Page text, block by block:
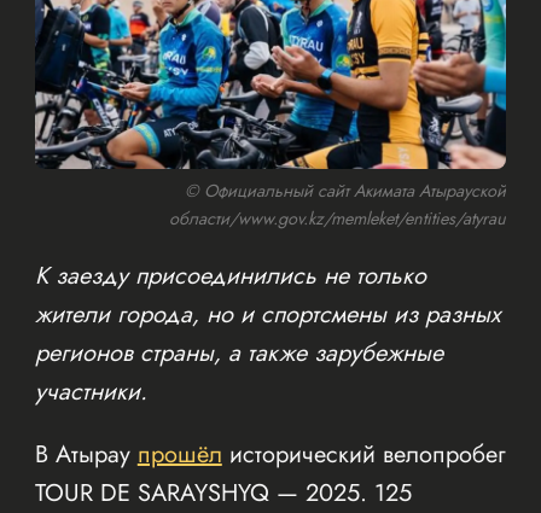
© Официальный сайт Акимата Атырауской
области/www.gov.kz/memleket/entities/atyrau
К заезду присоединились не только
жители города, но и спортсмены из разных
регионов страны, а также зарубежные
участники.
В Атыраупрошёлисторический велопробег
TOUR DE SARAYSHYQ — 2025. 125